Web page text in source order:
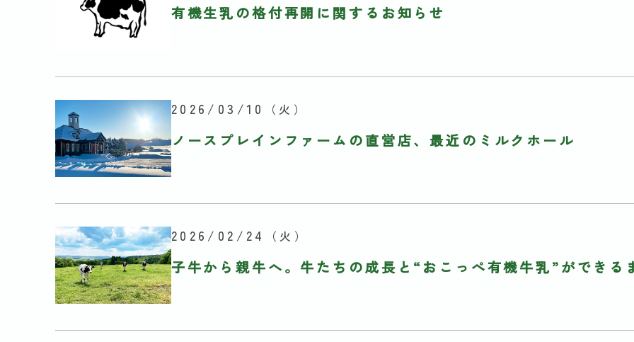
有機生乳の格付再開に関するお知らせ
2026/03/10 （火）
ノースプレインファームの直営店、最近のミルクホール
2026/02/24 （火）
子牛から親牛へ。牛たちの成長と“おこっぺ有機牛乳”ができる